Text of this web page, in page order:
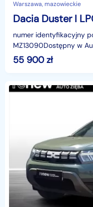
Warszawa, mazowieckie
numer identyfikacyjny
MZ13090Dostępny w
MłocinyUWAGA!Jako
55 900zł